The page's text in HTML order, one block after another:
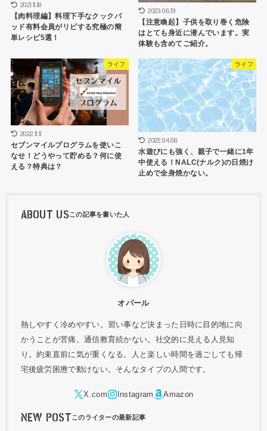
2021.11.18
【肉料理編】料理下手なクックパ
ッド有料会員がリピする究極の簡
単レシピ5選！
2023.06.19
【注意喚起】子供を取り巻く危険
はとても身近に潜んでいます。実
体験も含めてご紹介。
ライフ
2022.11.11
セブンマイルプログラムを使いこ
なせ！どうやって貯める？何に使
える？特典は？
ライフ
2022.04.08
水遊びにも強く、親子で一緒に1年
中使える！NALC(ナルク)の日焼け
止めで全身焼かない。
ABOUT US
オパール
熱しやすく冷めやすい。習い事など決まった日時に目的地に向
かうことが苦痛。通信教育続かない。社交的に見える人見知
り。約束直前に気が重くなる。人と楽しい時間を過ごしても帰
宅後疲労困憊で動けない。そんなタイプの人間です。
NEW POST